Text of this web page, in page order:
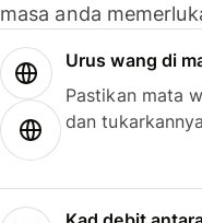
masa anda
Urus wang di
Pastikan mata
dan